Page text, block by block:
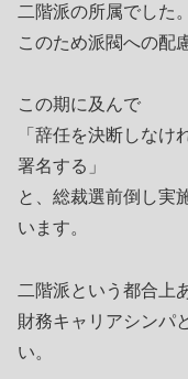
二階派の所属でした。
このため派閥への配
この期に及んで
「辞任を決断しなけ
署名する」
と、総裁選前倒し実
います。
二階派という都合上
財務キャリアシンパ
い。